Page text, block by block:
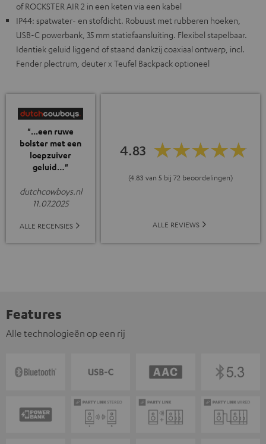
of ROCKSTER AIR 2 in een keten via een kabel
IP44: spatwater- en stofdicht. Robuust met rubberen hoeken,
USB-C powerbank, 35 mm statiefaansluiting. Flexibel stapelbaar.
Identiek geluid liggend of staand dankzij coaxiaal ontwerp, incl.
Fender plectrum, deuter x Teufel Backpack optioneel
"...een ruwe
bolster met een
loepzuiver
geluid…"
dutchcowboys.nl
11.07.2025
ALLE RECENSIES
4.83
(4.83 van 5 bij 72 beoordelingen)
ALLE REVIEWS
Features
Alle technologieën op een rij